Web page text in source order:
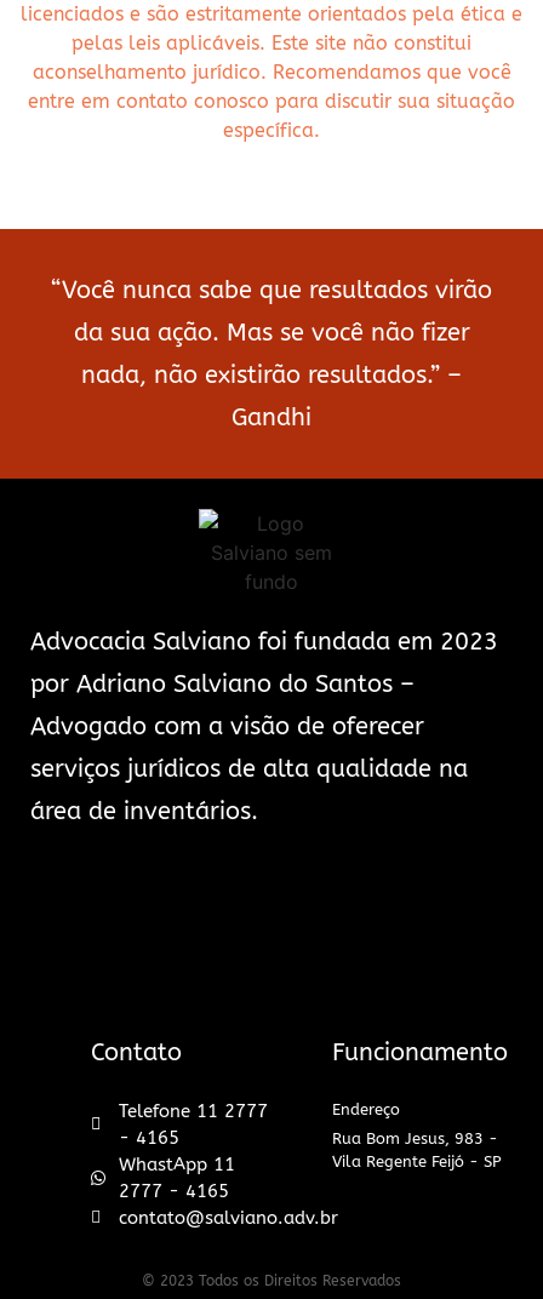
licenciados e são estritamente orientados pela ética e
pelas leis aplicáveis. Este site não constitui
aconselhamento jurídico. Recomendamos que você
entre em contato conosco para discutir sua situação
específica.
“Você nunca sabe que resultados virão
da sua ação. Mas se você não fizer
nada, não existirão resultados.” –
Gandhi
Advocacia Salviano foi fundada em 2023
por Adriano Salviano do Santos –
Advogado com a visão de oferecer
serviços jurídicos de alta qualidade na
área de inventários.
Contato
Telefone 11 2777
- 4165
WhastApp 11
2777 - 4165
contato@salviano.adv.br
Funcionamento
Endereço
Rua Bom Jesus, 983 -
Vila Regente Feijó - SP
© 2023 Todos os Direitos Reservados